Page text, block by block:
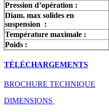
Pression d’opération :
Diam. max solides en
suspension :
Température maximale :
Poids :
TÉLÉCHARGEMENTS
BROCHURE TECHNIQUE
DIMENSIONS